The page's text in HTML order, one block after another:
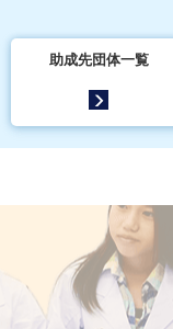
助成先団体一覧